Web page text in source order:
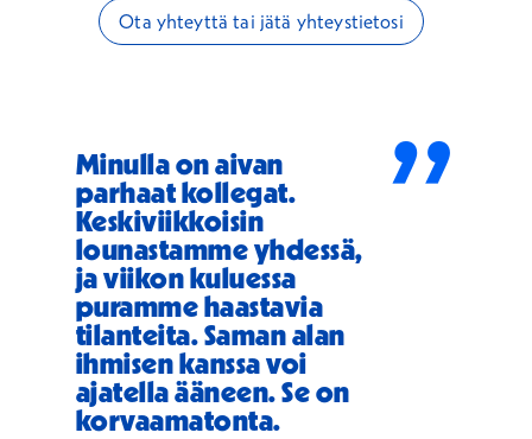
Ota yhteyttä tai jätä yhteystietosi
Minulla on aivan
parhaat kollegat.
Keskiviikkoisin
lounastamme yhdessä,
ja viikon kuluessa
puramme haastavia
tilanteita. Saman alan
ihmisen kanssa voi
ajatella ääneen. Se on
korvaamatonta.
”